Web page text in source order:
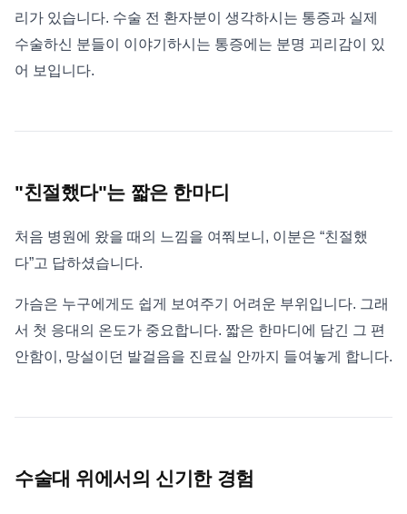
리가 있습니다. 수술 전 환자분이 생각하시는 통증과 실제
수술하신 분들이 이야기하시는 통증에는 분명 괴리감이 있
어 보입니다.
"친절했다"는 짧은 한마디
처음 병원에 왔을 때의 느낌을 여쭤보니, 이분은 “친절했
다”고 답하셨습니다.
가슴은 누구에게도 쉽게 보여주기 어려운 부위입니다. 그래
서 첫 응대의 온도가 중요합니다. 짧은 한마디에 담긴 그 편
안함이, 망설이던 발걸음을 진료실 안까지 들여놓게 합니다.
수술대 위에서의 신기한 경험